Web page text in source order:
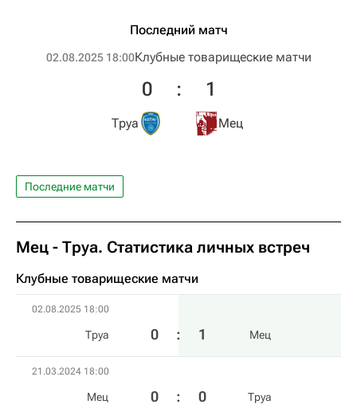
Последний матч
02.08.2025 18:00Клубные товарищеские матчи
Труа
0 : 1
Мец
Последние матчи
Мец - Труа. Статистика личных встреч
Клубные товарищеские матчи
02.08.2025 18:00
Труа 0 : 1 Мец
21.03.2024 18:00
Мец 0 : 0 Труа